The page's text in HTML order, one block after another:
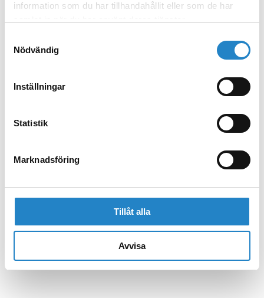
information som du har tillhandahållit eller som de har
Nödvändig
Inställningar
Statistik
Marknadsföring
Tillåt alla
Avvisa